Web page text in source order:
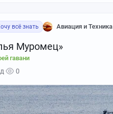
всё знать Авиация и Техника
Муромец»
гавани
0